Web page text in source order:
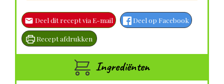
Deel dit recept via E-mail Deel op Facebook
Recept afdrukken
Ingrediënten